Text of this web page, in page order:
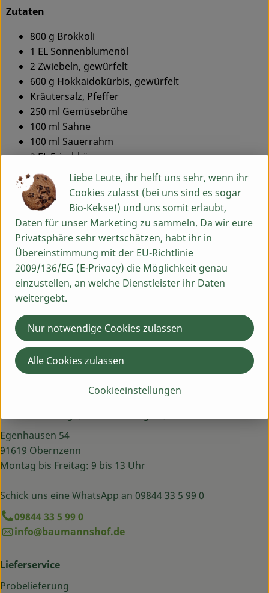
Zutaten
800 g Brokkoli
1 EL Sonnenblumenöl
2 Zwiebeln, gewürfelt
600 g Hokkaidokürbis, gewürfelt
Kräutersalz, Pfeffer
250 ml Gemüsebrühe
100 ml Sahne
100 ml Sauerrahm
2 EL Frischkäse
2 EL Erdnussmus
Kräuter nach Geschmack:
Dill, Koriander, wenig Ingwer
1 EL Kürbiskerne, geröstet
Zubereitung
Brokkoli in wenig Salzwasser weich dämpfen. Zwiebel,
Kürbis in Öl andünstem, mit Gemüsebrühe ablöschen
und ca. 10 Min. garen. Mit Sahne, Sauerrahm, Frischkäse
und Erdnussmus pürieren und mit den Gewürzen
abschmecken. Brokkoli auf einer Platte anrichten,
Kürbissoße darüber gießen und mit Kürbiskernen
bestreuen. Dazu passen sehr gut gekochte Kartoffeln.
Das Rezept gibt es hier zumDownload
Egenhausen 54
91619 Obernzenn
Montag bis Freitag: 9 bis 13 Uhr
Schick uns eine WhatsApp an 09844 33 5 99 0
09844 33 5 99 0
info@baumannshof.de
Lieferservice
Probelieferung
Liebe Leute, ihr helft uns sehr, wenn ihr
Cookies zulasst (bei uns sind es sogar
Bio-Kekse!) und uns somit erlaubt,
Daten für unser Marketing zu sammeln. Da wir eure
Privatsphäre sehr wertschätzen, habt ihr in
Übereinstimmung mit der EU-Richtlinie
2009/136/EG (E-Privacy) die Möglichkeit genau
einzustellen, an welche Dienstleister ihr Daten
weitergebt.
Cookieeinstellungen
Nur notwendige Cookies zulassen
Alle Cookies zulassen